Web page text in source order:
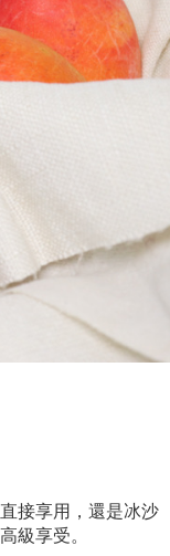
接享用，還是冰沙
級享受。